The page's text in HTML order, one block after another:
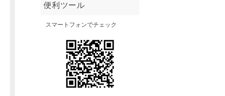
便利ツール
スマートフォンでチェック